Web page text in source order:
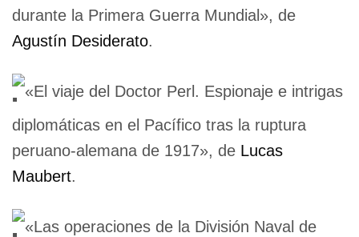
durante la Primera Guerra Mundial», de
Agustín Desiderato.
«El viaje del Doctor Perl. Espionaje e intrigas
diplomáticas en el Pacífico tras la ruptura
peruano-alemana de 1917», de Lucas
Maubert.
«Las operaciones de la División Naval de